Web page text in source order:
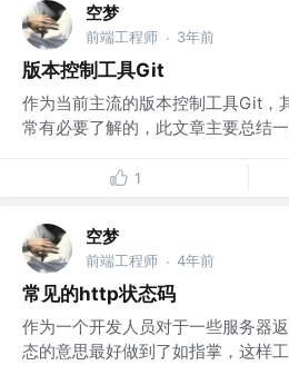
空梦
前端工程师 · 3年前
版本控制工具Git
作为当前主流的版本控制工具Git，
常有必要了解的，此文章主要总结
1
空梦
前端工程师 · 4年前
常见的http状态码
作为一个开发人员对于一些服务器
态的意思最好做到了如指掌，这样